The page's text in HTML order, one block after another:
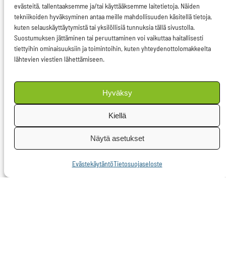
evästeitä, tallentaaksemme ja/tai käyttääksemme laitetietoja. Näiden
tekniikoiden hyväksyminen antaa meille mahdollisuuden käsitellä tietoja,
kuten selauskäyttäytymistä tai yksilöllisiä tunnuksia tällä sivustolla.
Suostumuksen jättäminen tai peruuttaminen voi vaikuttaa haitallisesti
tiettyihin ominaisuuksiin ja toimintoihin, kuten yhteydenottolomakkeelta
lähtevien viestien lähettämiseen.
Hyväksy
Kiellä
Näytä asetukset
EvästekäytäntöTietosuojaseloste
verkkokeskusteluissa
terroristeiksi,
sukupuolivähemmistöjen
edustajat pedofiileiksi
vain idiooteiksi.
Emme myöskään saa
unohtaa bottien ja
trollien osuutta
sosiaalisen median
systemaattisessa